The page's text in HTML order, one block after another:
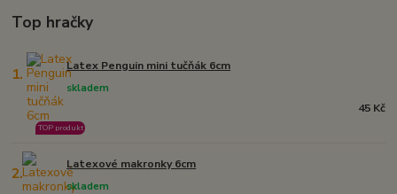
Top hračky
1. Latex Penguin mini tučňák 6cm
skladem
TOP produkt
45 Kč
2. Latexové makronky 6cm
skladem